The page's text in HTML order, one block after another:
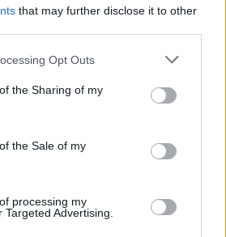
that may further disclose it to other
app uses one or more Google
or usage behaviour. You may click to
Google and its third-party tags to
specified purposes in below Google
Opt Outs
the Sharing of my
the Sale of my
processing my
Advertising.
bíró tömeget jelent:
cégek kutatásai alapján egy
mint a reklám, a
egy e-mail kampány
szerepet játszik a
témák felszínre kerülésében,
azok fontosságának
azáltal, hogy a saját
olyan emberek, akik
márkákat és termékeket